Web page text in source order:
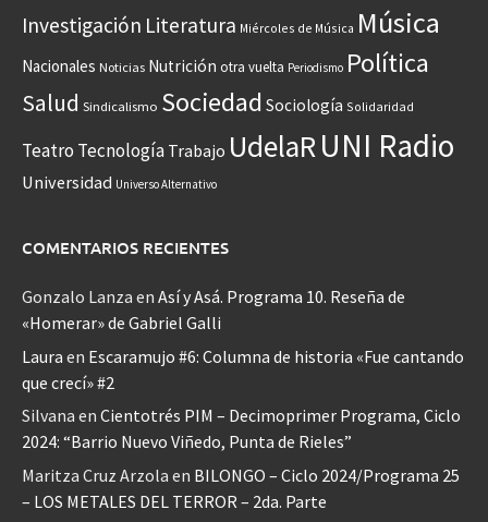
Investigación Literatura Miércoles de Música Música
Nacionales Noticias Nutrición otra vuelta Periodismo Política
Salud Sindicalismo Sociedad Sociología Solidaridad
Teatro Tecnología Trabajo UdelaRUNI Radio
Universidad Universo Alternativo
COMENTARIOS RECIENTES
Gonzalo Lanza en Así y Asá. Programa 10. Reseña de
«Homerar» de Gabriel Galli
Laura en Escaramujo #6: Columna de historia «Fue cantando
que crecí» #2
Silvana en Cientotrés PIM – Decimoprimer Programa, Ciclo
2024: “Barrio Nuevo Viñedo, Punta de Rieles”
Maritza Cruz Arzola en BILONGO – Ciclo 2024/Programa 25
– LOS METALES DEL TERROR – 2da. Parte